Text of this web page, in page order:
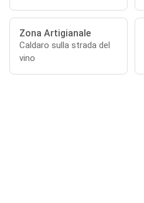
Zona Artigianale
Caldaro sulla strada del
vino